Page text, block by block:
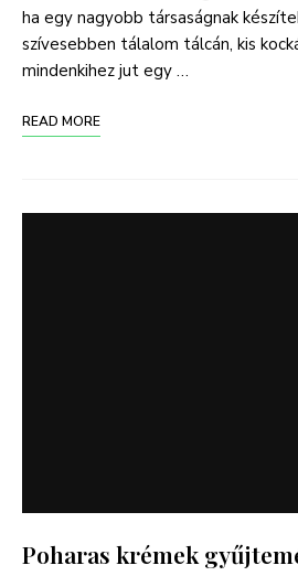
ha egy nagyobb társaságnak
szívesebben tálalom tálcán, kis
mindenkihez jut egy …
READ MORE
Poharas krémek